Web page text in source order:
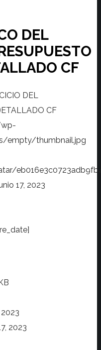
DEL
CF
DEL
CF
empty/thumbnail.jpg
17, 2023
2023
2023